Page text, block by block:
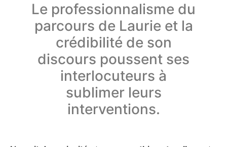
Le professionnalisme du
parcours de Laurie et la
crédibilité de son
discours poussent ses
interlocuteurs à
sublimer leurs
interventions.